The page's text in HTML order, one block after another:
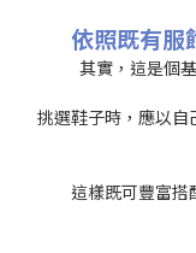
依照既有服
其實，這是個
挑選鞋子時，應以
這樣既可豐富搭